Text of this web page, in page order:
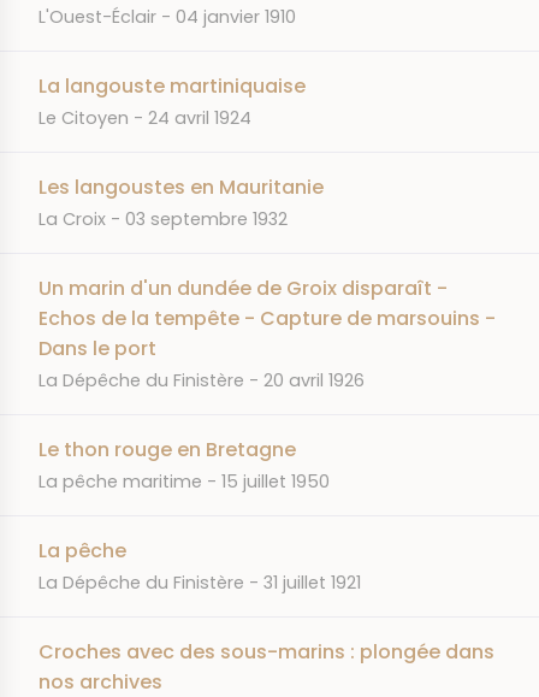
JOURNAL
L'Ouest-Éclair DATE
04 janvier 1910
La langouste martiniquaise
JOURNAL
Le Citoyen DATE
24 avril 1924
Les langoustes en Mauritanie
JOURNAL
La Croix DATE
03 septembre 1932
Un marin d'un dundée de Groix disparaît -
Echos de la tempête - Capture de marsouins -
Dans le port
JOURNAL
La Dépêche du Finistère DATE
20 avril 1926
Le thon rouge en Bretagne
JOURNAL
La pêche maritime DATE
15 juillet 1950
La pêche
JOURNAL
La Dépêche du Finistère DATE
31 juillet 1921
Croches avec des sous-marins : plongée dans
nos archives